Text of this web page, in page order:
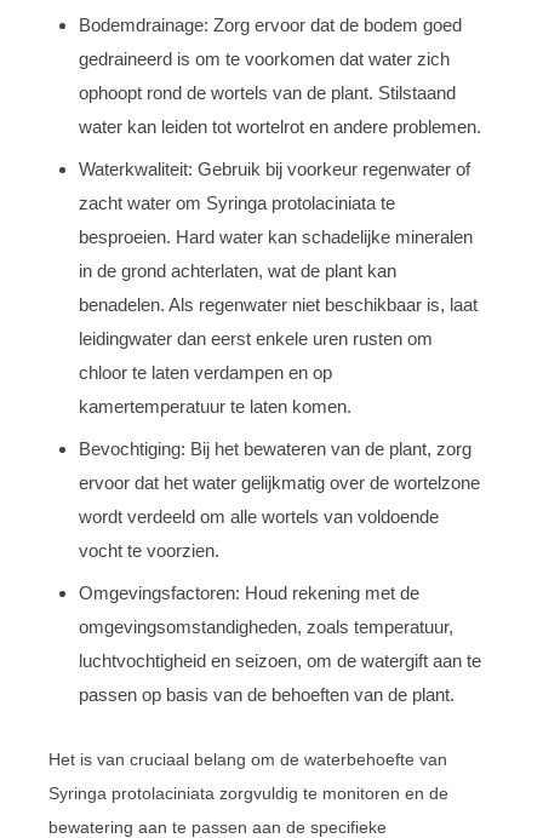
Bodemdrainage: Zorg ervoor dat de bodem goed
gedraineerd is om te voorkomen dat water zich
ophoopt rond de wortels van de plant. Stilstaand
water kan leiden tot wortelrot en andere problemen.
Waterkwaliteit: Gebruik bij voorkeur regenwater of
zacht water om Syringa protolaciniata te
besproeien. Hard water kan schadelijke mineralen
in de grond achterlaten, wat de plant kan
benadelen. Als regenwater niet beschikbaar is, laat
leidingwater dan eerst enkele uren rusten om
chloor te laten verdampen en op
kamertemperatuur te laten komen.
Bevochtiging: Bij het bewateren van de plant, zorg
ervoor dat het water gelijkmatig over de wortelzone
wordt verdeeld om alle wortels van voldoende
vocht te voorzien.
Omgevingsfactoren: Houd rekening met de
omgevingsomstandigheden, zoals temperatuur,
luchtvochtigheid en seizoen, om de watergift aan te
passen op basis van de behoeften van de plant.
Het is van cruciaal belang om de waterbehoefte van
Syringa protolaciniata zorgvuldig te monitoren en de
bewatering aan te passen aan de specifieke